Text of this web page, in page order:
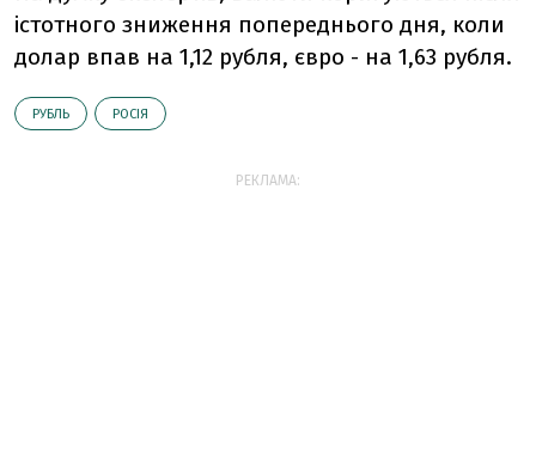
істотного зниження попереднього дня, коли
долар впав на 1,12 рубля, євро - на 1,63 рубля.
РУБЛЬ РОСІЯ
РЕКЛАМА: